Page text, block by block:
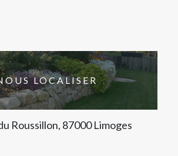
LOCALISER
Roussillon, 87000 Limoges